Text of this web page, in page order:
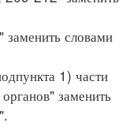
словами
1) части
заменить